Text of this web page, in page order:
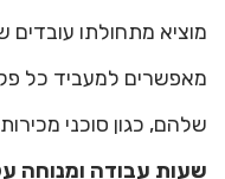
מוציא מתחולתו עובדים
מאפשרים למעביד כל
שלהם, כגון סוכני
שעות עבודה ומנוחה